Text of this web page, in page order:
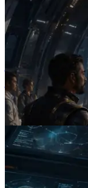
2026.07.04
ERPC ने
किया — AI
डिमांड भुगतान
यह लेख पढ़ें